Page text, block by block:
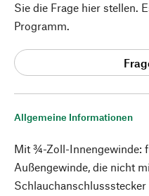
Allgemeine Informationen
Mit ¾-Zoll-Innengewinde:
Außengewinde, die nicht
Sie die Frage hier stellen.
Programm.